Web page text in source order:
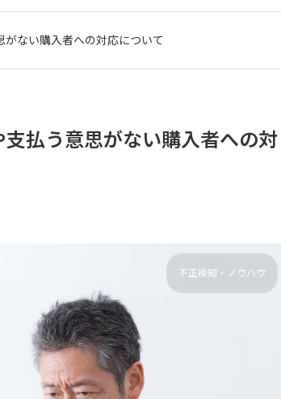
がない購入者への対応について
支払う意思がない購入者への対
不正検知・ノウハウ